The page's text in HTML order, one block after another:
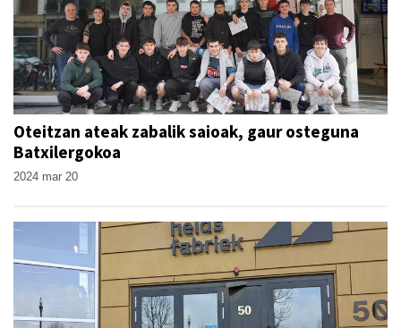
Oteitzan ateak zabalik saioak, gaur osteguna
Batxilergokoa
2024 mar 20